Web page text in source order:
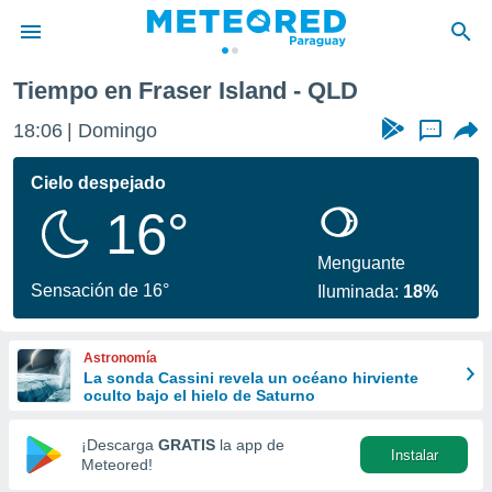
de
ha
calidad.
a este
las
y
forma
digital
basada
Tiempo en Fraser Island - QLD
18:06 Domingo ...
Cielo despejado
16°
Sensación de 16°
Menguante
Iluminada: 18%
Astronomía
La sonda Cassini revela un océano hirviente
oculto bajo el hielo de Saturno
¡Descarga GRATIS la app de
Meteored!
Instalar